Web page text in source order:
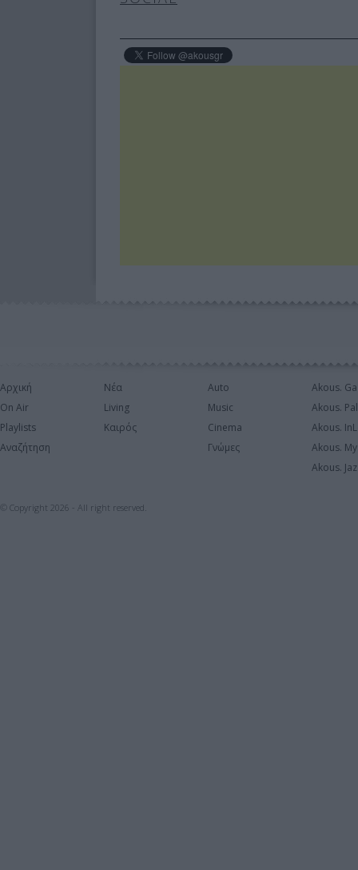
Αρχική
On Air
Playlists
Αναζήτηση
Νέα
Living
Καιρός
Auto
Music
Cinema
Γνώμες
Akous.
Akous.
Akous.
Akous.
Akous.
© Copyright 2026 - All right reserved.